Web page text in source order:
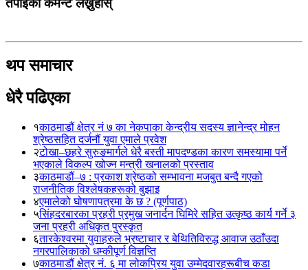
थप समाचार
धेरै पढिएका
१काठमाडौं क्षेत्र नं ७ का नेकपाका केन्द्रीय सदस्य ज्ञानेन्द्र मोहन
श्रेष्ठसहित दर्जनौं युवा एमाले प्रवेश
२टोखा–छहरे सुरुङमार्गले धेरै बस्ती मापदण्डका कारण समस्यामा पर्ने
भएकाले विकल्प खोज्न मन्त्री खनालको प्रस्ताव
३काठमाडौं–७ : प्रकाश श्रेष्ठको सम्भावना मजबुत बन्दै गएको
राजनीतिक विश्लेषकहरूको बुझाइ
४एमालेको घोषणापत्रमा के छ ? (पूर्णपाठ)
५सिंहदरबारका प्रहरी प्रमुख जनार्दन घिमिरे सहित उत्कृष्ठ कार्य गर्ने ३
जना प्रहरी अधिकृत पुरस्कृत
६तारकेश्वरमा युवाहरुले भ्रष्टाचार र बेथितिविरुद्ध आवाज उठाँउदा
नगरपालिकाको धम्कीपूर्ण विज्ञप्ति
७काठमाडौं क्षेत्र नं. ६ मा लोकप्रिय युवा उम्मेदवारहरूबीच कडा